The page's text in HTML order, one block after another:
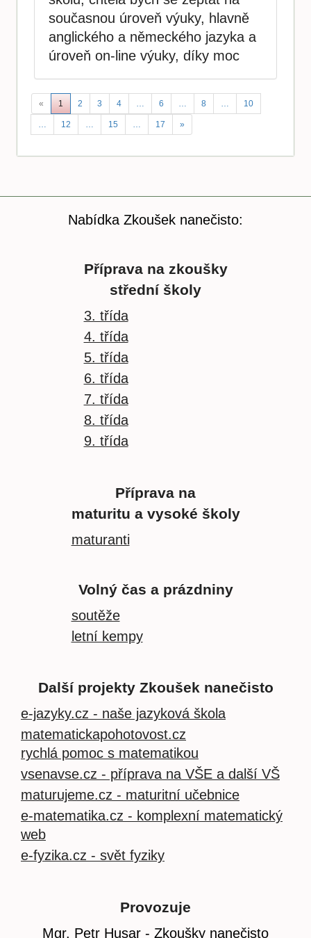
současnou úroveň výuky, hlavně
anglického a německého jazyka a
úroveň on-line výuky, díky moc
« 1 2 3 4 … 6 … 8 … 10
… 12 … 15 … 17 »
Nabídka Zkoušek nanečisto:
Příprava na zkoušky
střední školy
3. třída
4. třída
5. třída
6. třída
7. třída
8. třída
9. třída
Příprava na
maturitu a vysoké školy
maturanti
Volný čas a prázdniny
soutěže
letní kempy
Další projekty Zkoušek nanečisto
e-jazyky.cz - naše jazyková škola
matematickapohotovost.cz
rychlá pomoc s matematikou
vsenavse.cz - příprava na VŠE a další VŠ
maturujeme.cz - maturitní učebnice
e-matematika.cz - komplexní matematický
web
e-fyzika.cz - svět fyziky
Provozuje
Mgr. Petr Husar - Zkoušky nanečisto